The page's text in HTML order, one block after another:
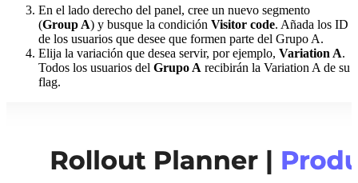
En el lado derecho del panel, cree un nuevo segmento
(Group A) y busque la condición Visitor code. Añada los ID
de los usuarios que desee que formen parte del Grupo A.
Elija la variación que desea servir, por ejemplo, Variation A.
Todos los usuarios del Grupo A recibirán la Variation A de su
flag.